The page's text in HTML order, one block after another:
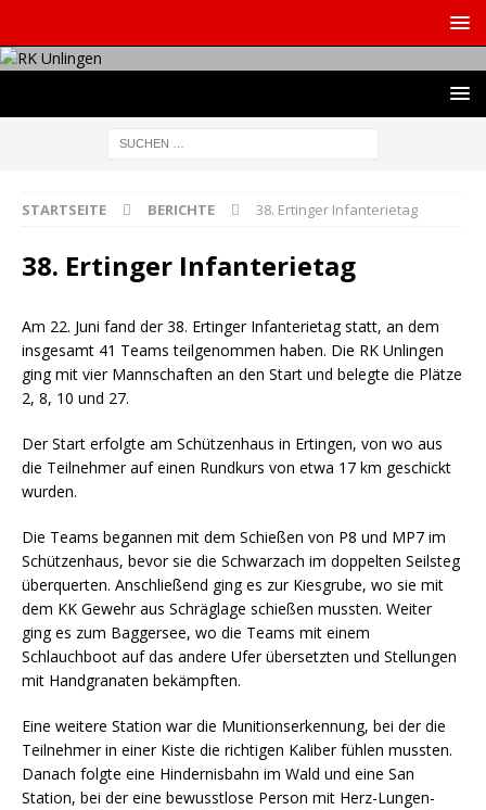
STARTSEITE BERICHTE 38. Ertinger Infanterietag
38. Ertinger Infanterietag
Am 22. Juni fand der 38. Ertinger Infanterietag statt, an dem
insgesamt 41 Teams teilgenommen haben. Die RK Unlingen
ging mit vier Mannschaften an den Start und belegte die Plätze
2, 8, 10 und 27.
Der Start erfolgte am Schützenhaus in Ertingen, von wo aus
die Teilnehmer auf einen Rundkurs von etwa 17 km geschickt
wurden.
Die Teams begannen mit dem Schießen von P8 und MP7 im
Schützenhaus, bevor sie die Schwarzach im doppelten Seilsteg
überquerten. Anschließend ging es zur Kiesgrube, wo sie mit
dem KK Gewehr aus Schräglage schießen mussten. Weiter
ging es zum Baggersee, wo die Teams mit einem
Schlauchboot auf das andere Ufer übersetzten und Stellungen
mit Handgranaten bekämpften.
Eine weitere Station war die Munitionserkennung, bei der die
Teilnehmer in einer Kiste die richtigen Kaliber fühlen mussten.
Danach folgte eine Hindernisbahn im Wald und eine San
Station, bei der eine bewusstlose Person mit Herz-Lungen-